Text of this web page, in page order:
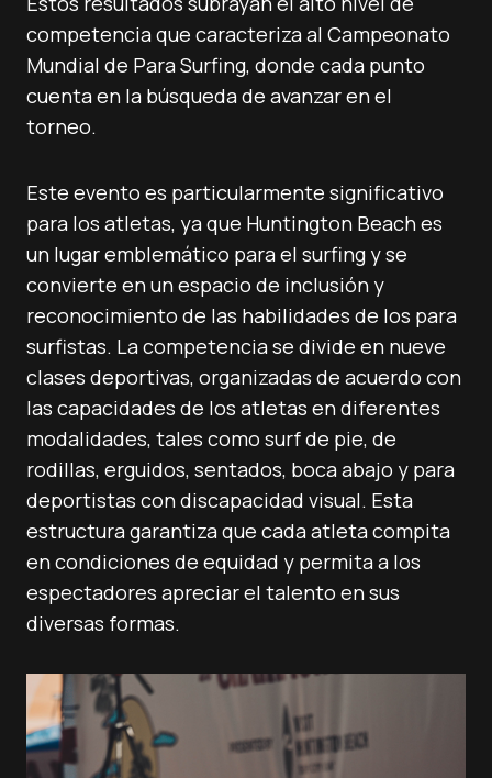
competencia que caracteriza al Campeonato
Mundial de Para Surfing, donde cada punto
cuenta en la búsqueda de avanzar en el
torneo.
Este evento es particularmente significativo
para los atletas, ya que Huntington Beach es
un lugar emblemático para el surfing y se
convierte en un espacio de inclusión y
reconocimiento de las habilidades de los para
surfistas. La competencia se divide en nueve
clases deportivas, organizadas de acuerdo con
las capacidades de los atletas en diferentes
modalidades, tales como surf de pie, de
rodillas, erguidos, sentados, boca abajo y para
deportistas con discapacidad visual. Esta
estructura garantiza que cada atleta compita
en condiciones de equidad y permita a los
espectadores apreciar el talento en sus
diversas formas.